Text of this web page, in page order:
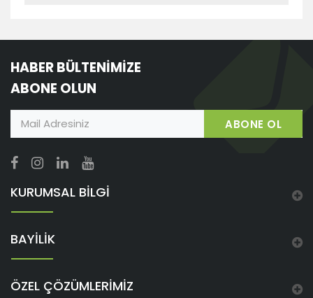
HABER BÜLTENİMİZE
ABONE OLUN
ABONE OL
KURUMSAL BİLGİ
BAYİLİK
ÖZEL ÇÖZÜMLERİMİZ